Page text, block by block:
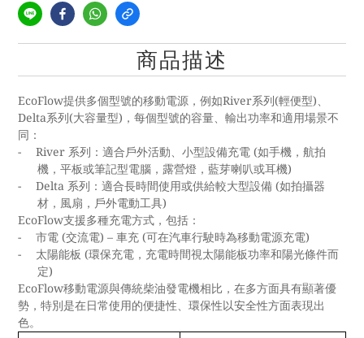
商品描述
EcoFlow提供多個型號的移動電源，例如River系列 (輕便型)、
Delta系列 (大容量型) ，每個型號的容量、輸出功率和適用場景不
同：
- River 系列：適合戶外活動、小型設備充電 (如手機，航拍
機，平板或筆記型電腦，露營燈，藍芽喇叭或耳機)
-
Delta 系列：適合長時間使用或供給較大型設備 (如拍攝器
材，風扇，戶外電動工具)
EcoFlow支援多種充電方式，包括：
- 市電 (交流電) – 車充 (可在汽車行駛時為移動電源充電)
-
太陽能板 (環保充電，充電時間視太陽能板功率和陽光條件而
定)
EcoFlow移動電源與傳統柴油發電機相比，在多方面具有顯著優
勢，特別是在日常使用的便捷性、環保性以安全性方面表現出
色。